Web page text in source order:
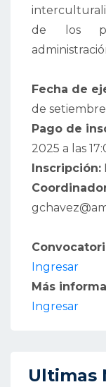
de los
Fecha de
de
Pago de
2025 a las
Inscripción:
Ingresar
Más
Ingresar
Ultimas